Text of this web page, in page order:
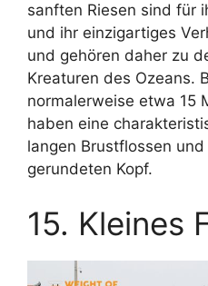
sanften Riesen sind für
und ihr einzigartiges
und gehören daher zu
Kreaturen des Ozeans.
normalerweise etwa 15
haben eine
langen Brustflossen
gerundeten Kopf.
15. Kleines